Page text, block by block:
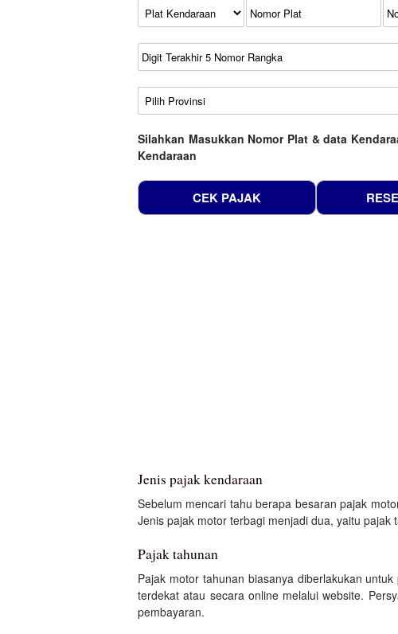
Kode Plat Kendaraan
No Plat
No Seri
No Rangka
Wilayah
Silahkan Masukkan Nomor Plat & data
Kendaraan
Jenis pajak kendaraan
Sebelum mencari tahu berapa besaran pajak
Jenis pajak motor terbagi menjadi dua, yaitu pajak
Pajak tahunan
Pajak motor tahunan biasanya diberlakukan
terdekat atau secara online melalui website.
pembayaran.